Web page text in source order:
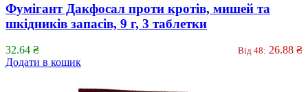
Фумігант Дакфосал проти кротів, мишей та
шкідників запасів, 9 г, 3 таблетки
32.64 ₴ Від 48: 26.88 ₴
Додати в кошик